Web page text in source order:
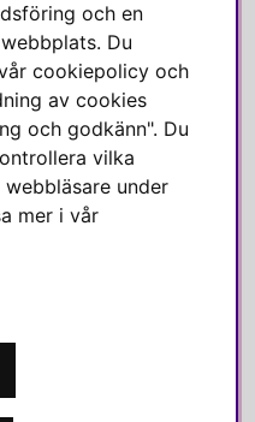
finns här för att hjälpa dig
och en
Du
cookiepolicy och
av cookies
och godkänn". Du
vilka
under
mer i vår